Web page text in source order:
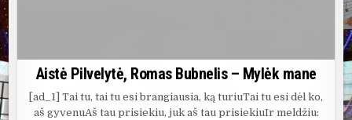
Aistė Pilvelytė, Romas Bubnelis – Mylėk mane
[ad_1] Tai tu, tai tu esi brangiausia, ką turiuTai tu esi dėl ko,
aš gyvenuAš tau prisiekiu, juk aš tau prisiekiuIr meldžiu: